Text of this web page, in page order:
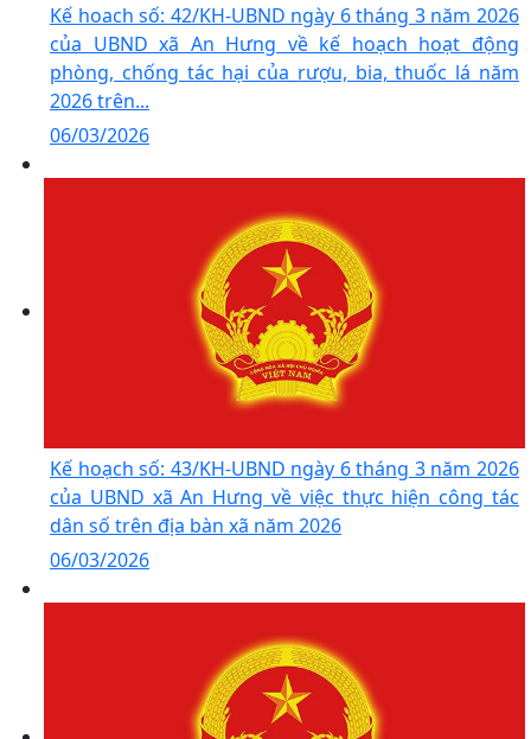
Kế hoach số: 42/KH-UBND ngày 6 tháng 3 năm 2026
của UBND xã An Hưng về kế hoạch hoạt động
phòng, chống tác hại của rượu, bia, thuốc lá năm
2026 trên...
06/03/2026
Kế hoạch số: 43/KH-UBND ngày 6 tháng 3 năm 2026
của UBND xã An Hưng về việc thực hiện công tác
dân số trên địa bàn xã năm 2026
06/03/2026